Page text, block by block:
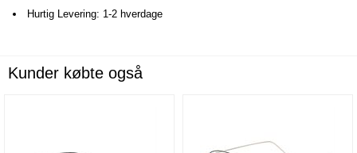
Hurtig Levering: 1-2 hverdage
Kunder købte også